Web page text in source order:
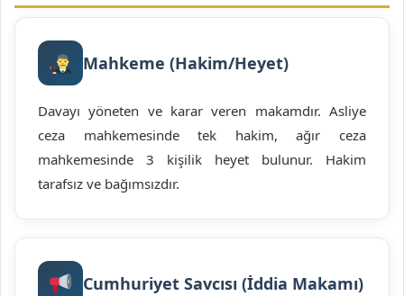
Mahkeme (Hakim/Heyet)
Davayı yöneten ve karar veren makamdır. Asliye
ceza mahkemesinde tek hakim, ağır ceza
mahkemesinde 3 kişilik heyet bulunur. Hakim
tarafsız ve bağımsızdır.
Cumhuriyet Savcısı (İddia Makamı)